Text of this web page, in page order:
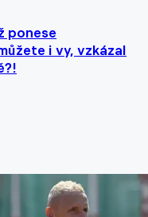
ponese
i vy, vzkázal